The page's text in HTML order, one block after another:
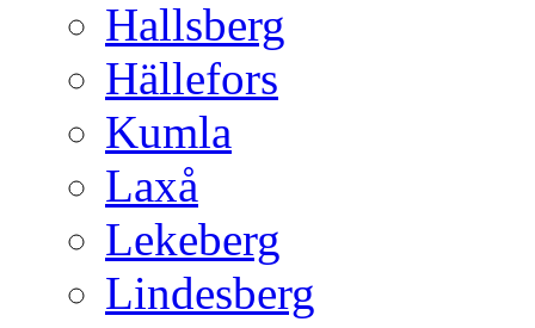
Hallsberg
Hällefors
Kumla
Laxå
Lekeberg
Lindesberg